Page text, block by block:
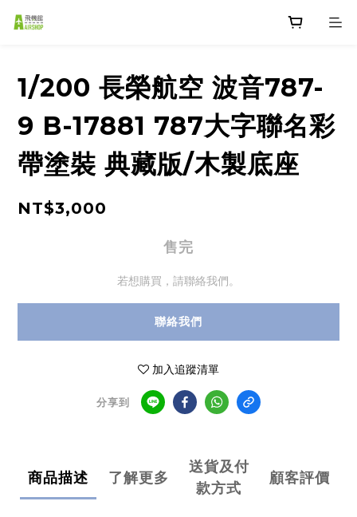
1/200 長榮航空 波音787-
9 B-17881 787大字聯名彩
帶塗裝 典藏版/木製底座
NT$3,000
售完
若想購買，請聯絡我們。
聯絡我們
加入追蹤清單
分享到
商品描述 了解更多
送貨及付
款方式
顧客評價